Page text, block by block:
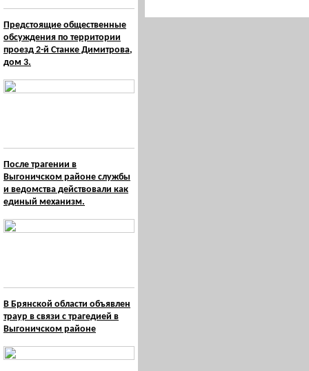
Предстоящие общественные
обсуждения по территории
проезд 2-й Станке Димитрова,
дом 3.
После трагении в
Выгоничском районе службы
и ведомства действовали как
единый механизм.
В Брянской области объявлен
траур в связи с трагедией в
Выгоничском районе